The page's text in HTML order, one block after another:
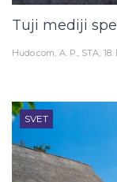
Tuji mediji
Hudo.com A. P., STA 18.
SVET